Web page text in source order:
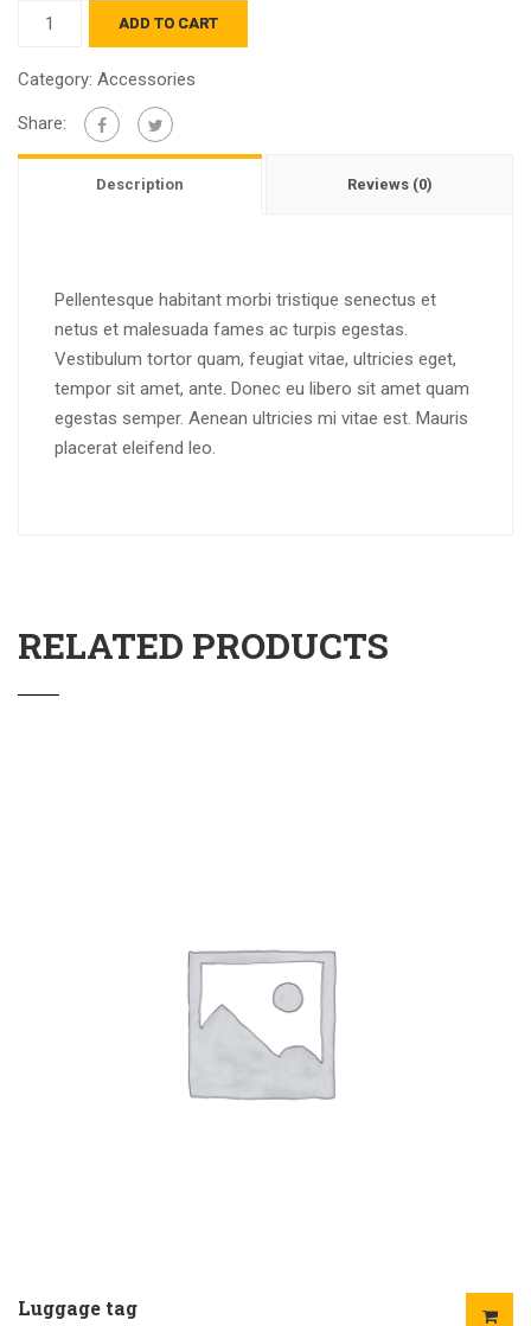
Quantity ADD TO CART
Category: Accessories
Share:
Description Reviews (0)
Pellentesque habitant morbi tristique senectus et
netus et malesuada fames ac turpis egestas.
Vestibulum tortor quam, feugiat vitae, ultricies eget,
tempor sit amet, ante. Donec eu libero sit amet quam
egestas semper. Aenean ultricies mi vitae est. Mauris
placerat eleifend leo.
RELATED PRODUCTS
Luggage tag